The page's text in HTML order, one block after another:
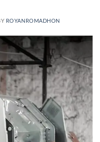
ROYANROMADHON